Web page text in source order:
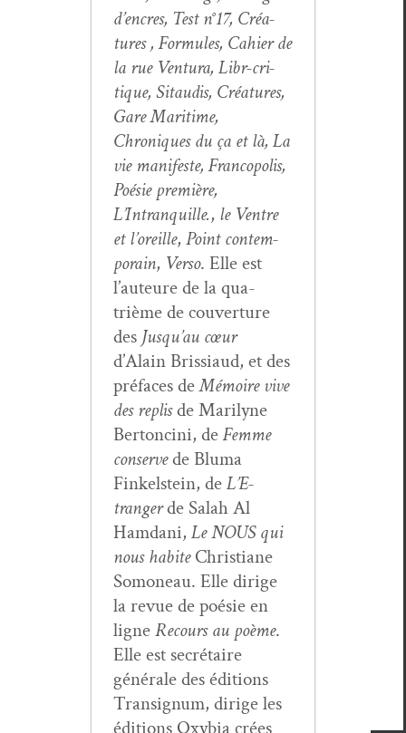
d’en­cres, Test n°17, Créa­
tures , For­mules, Cahi­er de
la rue Ven­tu­ra, Libr-cri­
tique, Sitaud­is, Créa­tures,
Gare Mar­itime,
Chroniques du ça et là, La
vie man­i­feste, Fran­copo­lis,
Poésie pre­mière,
L’Intranquille., le Ven­tre
et l’or­eille, Point con­tem­
po­rain, Ver­so. Elle est
l’auteure de la qua­
trième de cou­ver­ture
des Jusqu’au cœur
d’Alain Bris­si­aud, et des
pré­faces deMémoire vive
des replisde Mar­i­lyne
Bertonci­ni, deFemme
con­servede Bluma
Finkel­stein, deL’E­
trangerde Salah Al
Ham­dani, Le NOUS qui
nous habiteChris­tiane
Somoneau. Elle dirige
la revue de poésie en
ligneRecours au poème.
Elle est secré­taire
générale des édi­tions
Tran­signum, dirige les
édi­tions Oxy­bia crées